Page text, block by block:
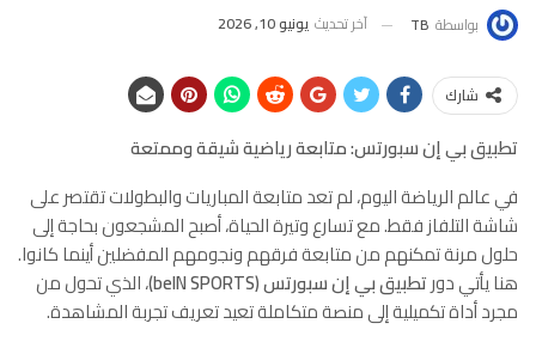
بواسطة TB آخر تحديث يونيو 10, 2026
شارك
تطبيق بي إن سبورتس: متابعة رياضية شيقة وممتعة
في عالم الرياضة اليوم، لم تعد متابعة المباريات والبطولات تقتصر على
شاشة التلفاز فقط. مع تسارع وتيرة الحياة، أصبح المشجعون بحاجة إلى
حلول مرنة تمكنهم من متابعة فرقهم ونجومهم المفضلين أينما كانوا.
هنا يأتي دورتطبيق بي إن سبورتس (beIN SPORTS)
، الذي تحول من
مجرد أداة تكميلية إلى منصة متكاملة تعيد تعريف تجربة المشاهدة.